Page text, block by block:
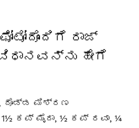
ರಾಜ್
ಹೇಗೆ
ದೊಡ್ಡ ಮಿಶ್ರಣ
ಕಪ್ ಮೈದಾ, ½ ಕಪ್ ರವಾ, ¼